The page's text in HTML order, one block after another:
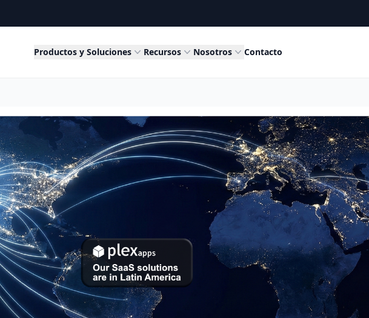
Productos y Soluciones Recursos Nosotros Contacto